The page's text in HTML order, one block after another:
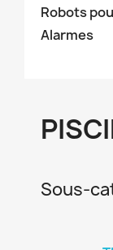
Robots
Alarmes
Sous-